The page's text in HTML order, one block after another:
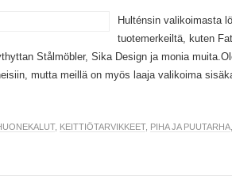
Hulténsin valikoimasta
tuotemerkeiltä, kuten
Stålmöbler, Sika Design ja monia
mutta meillä on myös laaja valikoima
, KEITTIÖTARVIKKEET, PIHA JA PUUTARHA